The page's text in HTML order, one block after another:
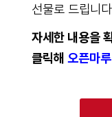
선물로 드립니
자세한 내용을
클릭해 오픈마